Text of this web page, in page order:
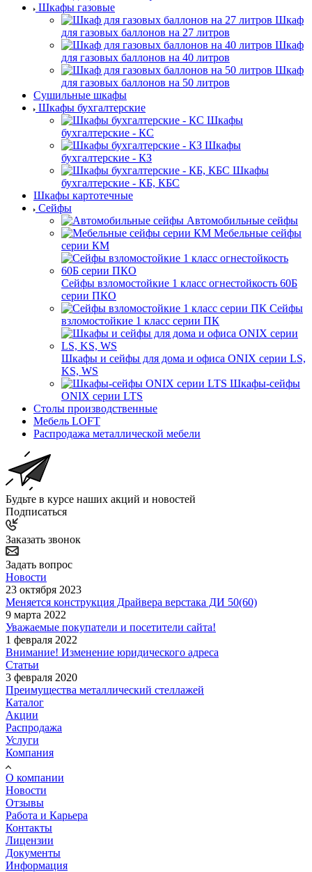
Шкафы газовые
Шкаф
для газовых баллонов на 27 литров
Шкаф
для газовых баллонов на 40 литров
Шкаф
для газовых баллонов на 50 литров
Сушильные шкафы
Шкафы бухгалтерские
Шкафы
бухгалтерские - КС
Шкафы
бухгалтерские - КЗ
Шкафы
бухгалтерские - КБ, КБС
Шкафы картотечные
Сейфы
Автомобильные сейфы
Мебельные сейфы
серии КМ
Сейфы взломостойкие 1 класс огнестойкость 60Б
серии ПКО
Сейфы
взломостойкие 1 класс серии ПК
Шкафы и сейфы для дома и офиса ONIX серии LS,
KS, WS
Шкафы-сейфы
ONIX серии LTS
Столы производственные
Мебель LOFT
Распродажа металлической мебели
Будьте в курсе наших акций и новостей
Подписаться
Заказать звонок
Задать вопрос
Новости
23 октября 2023
Меняется конструкция Драйвера верстака ДИ 50(60)
9 марта 2022
Уважаемые покупатели и посетители сайта!
1 февраля 2022
Внимание! Изменение юридического адреса
Статьи
3 февраля 2020
Преимущества металлический стеллажей
Каталог
Акции
Распродажа
Услуги
Компания
О компании
Новости
Отзывы
Работа и Карьера
Контакты
Лицензии
Документы
Информация